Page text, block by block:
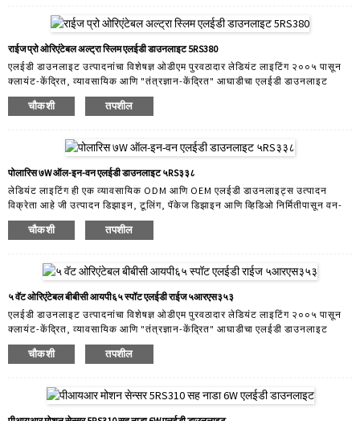
डाउनलाइट्स आणि स्मार्ट डाउनलाइट्स समाविष्ट आहेत. लेडियंटने विकले जाणारे सर्व
उत्पादन हे टूल ओपन केलेले उत्पादन आहे आणि त्याचे स्वतःचे नावीन्य आहे...
राईज प्रो ओरिएंटेबल अल्ट्रा स्लिम एलईडी डाउनलाइट 5RS380
एलईडी डाउनलाइट उत्पादनांचा विशेषज्ञ ओडीएम पुरवठादार लेडियंट लाइटिंग २००५ पासून
क्लायंट-केंद्रित, व्यावसायिक आणि "तंत्रज्ञान-केंद्रित" आघाडीचा एलईडी डाउनलाइट
उत्पादक आहे. ३० आर अँड डी कर्मचारी सदस्यांसह, लेडियंट तुमच्या बाजारपेठेसाठी
कस्टमायझेशन करतो. आम्ही विविध प्रकारच्या अनुप्रयोगांसाठी योग्य एलईडी डाउनलाइट्स
डाउनलाइट्स आणि स्मार्ट डाउनलाइट्स समाविष्ट आहेत. लेडियंटने विकले जाणारे सर्व
उत्पादन हे टूल ओपन केलेले उत्पादन आहे आणि त्याचे स्वतःचे नावीन्य आहे...
चौकशी तपशील
पोलारिस ७W ऑल-इन-वन एलईडी डाउनलाइट ५RS३३८
लेडियंट लाइटिंग ही एक व्यावसायिक ODM आणि OEM एलईडी डाउनलाइट्स उत्पादन
विक्रेता आहे जी उत्पादन डिझाइन, टूलिंग, पॅकेज डिझाइन आणि व्हिडिओ निर्मितीपासून वन-
स्टॉप सेवा देऊ शकते. लेडियंट लाइटिंगमध्ये बनवलेले सर्व एलईडी डाउनलाइट्स ग्राहकांच्या
गरजेनुसार स्वतः डिझाइन केलेले आणि बनवलेले आहेत. आमच्याकडे मजबूत ODM सेवा
ग्राहकांना ODM डिझाइनसाठी जलद उपाय तसेच विविध प्रकारच्या ग्राहकांच्या गरजा पूर्ण
करण्यासाठी विविध डिम करण्यायोग्य ड्रायव्हर सोल्यूशन्स देतात...
चौकशी तपशील
५ वॅट ओरिएंटेबल बीबीसी आयपी६५ स्पॉट एलईडी राईज ५आरएस३५३
एलईडी डाउनलाइट उत्पादनांचा विशेषज्ञ ओडीएम पुरवठादार लेडियंट लाइटिंग २००५ पासून
क्लायंट-केंद्रित, व्यावसायिक आणि "तंत्रज्ञान-केंद्रित" आघाडीचा एलईडी डाउनलाइट
उत्पादक आहे. ३० आर अँड डी कर्मचारी सदस्यांसह, लेडियंट तुमच्या बाजारपेठेसाठी
कस्टमायझेशन करतो. आम्ही विविध प्रकारच्या अनुप्रयोगांसाठी योग्य एलईडी डाउनलाइट्स
डाउनलाइट्स आणि स्मार्ट डाउनलाइट्स समाविष्ट आहेत. लेडियंटने विकले जाणारे सर्व
उत्पादन हे टूल ओपन केलेले उत्पादन आहे आणि त्याचे स्वतःचे नावीन्य आहे...
चौकशी तपशील